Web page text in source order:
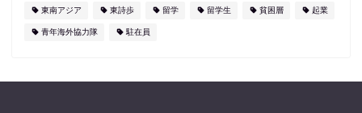
東南アジア 東詩歩 留学 留学生 貧困層 起業
青年海外協力隊 駐在員